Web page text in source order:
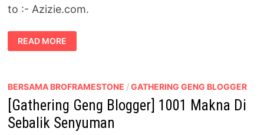
to :- Azizie.com.
[GATHERING
GENG
BLOGGER]
DALAM
READ MORE
BERSAMA BROFRAMESTONE /GATHERING GENG BLOGGER
[Gathering Geng Blogger] 1001 Makna Di
Sebalik Senyuman